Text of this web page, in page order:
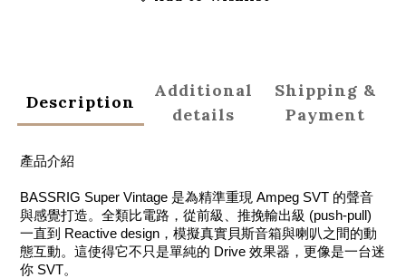
Description
Additional
details
Shipping &
Payment
產品介紹
BASSRIG Super Vintage 是為精準重現 Ampeg SVT 的聲音
與感覺打造。全類比電路，從前級、推挽輸出級 (push-pull)
一直到 Reactive design，模擬真實貝斯音箱與喇叭之間的動
態互動。這使得它不只是單純的 Drive 效果器，更像是一台迷
你 SVT。